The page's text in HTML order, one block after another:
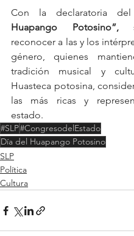
Con la declaratoria
Huapango Potosino”,
reconocer a las y los
género, quienes
tradición musical y
Huasteca potosina,
las más ricas y
estado.
#SLP#CongresodelEstado
Día del Huapango Potosino
SLP
Política
Cultura